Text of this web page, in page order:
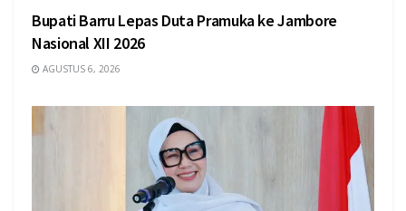
Bupati Barru Lepas Duta Pramuka ke Jambore
Nasional XII 2026
AGUSTUS 6, 2026